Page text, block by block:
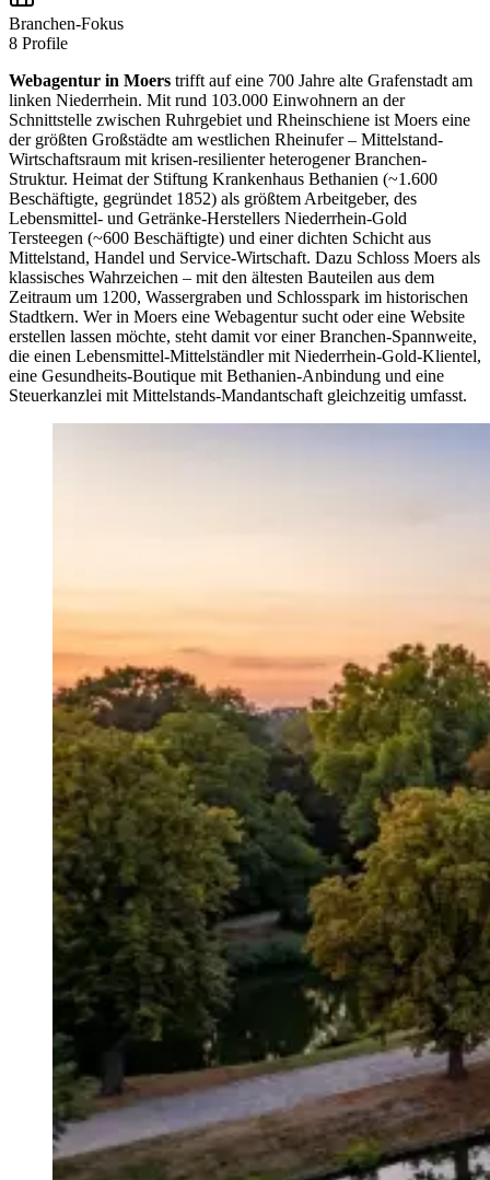
Branchen-Fokus
8 Profile
Webagentur in Moers trifft auf eine 700 Jahre alte Grafenstadt am
linken Niederrhein. Mit rund 103.000 Einwohnern an der
Schnittstelle zwischen Ruhrgebiet und Rheinschiene ist Moers eine
der größten Großstädte am westlichen Rheinufer – Mittelstand-
Wirtschaftsraum mit krisen-resilienter heterogener Branchen-
Struktur. Heimat der Stiftung Krankenhaus Bethanien (~1.600
Beschäftigte, gegründet 1852) als größtem Arbeitgeber, des
Lebensmittel- und Getränke-Herstellers Niederrhein-Gold
Tersteegen (~600 Beschäftigte) und einer dichten Schicht aus
Mittelstand, Handel und Service-Wirtschaft. Dazu Schloss Moers als
klassisches Wahrzeichen – mit den ältesten Bauteilen aus dem
Zeitraum um 1200, Wassergraben und Schlosspark im historischen
Stadtkern. Wer in Moers eine Webagentur sucht oder eine Website
erstellen lassen möchte, steht damit vor einer Branchen-Spannweite,
die einen Lebensmittel-Mittelständler mit Niederrhein-Gold-Klientel,
eine Gesundheits-Boutique mit Bethanien-Anbindung und eine
Steuerkanzlei mit Mittelstands-Mandantschaft gleichzeitig umfasst.